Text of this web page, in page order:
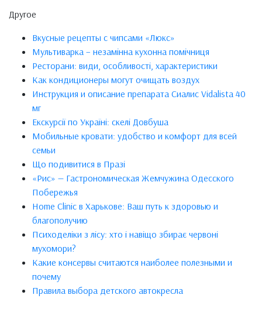
Другое
Вкусные рецепты с чипсами «Люкс»
Мультиварка – незамінна кухонна помічниця
Ресторани: види, особливості, характеристики
Как кондиционеры могут очищать воздух
Инструкция и описание препарата Сиалис Vidalista 40
мг
Екскурсії по Україні: скелі Довбуша
Мобильные кровати: удобство и комфорт для всей
семьи
Що подивитися в Празі
«Рис» — Гастрономическая Жемчужина Одесского
Побережья
Home Clinic в Харькове: Ваш путь к здоровью и
благополучию
Психоделіки з лісу: хто і навіщо збирає червоні
мухомори?
Какие консервы считаются наиболее полезными и
почему
Правила выбора детского автокресла